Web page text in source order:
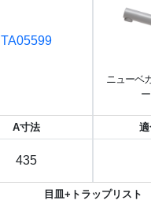
TA05599
ニューベ
A寸法
435
目皿+トラップリスト